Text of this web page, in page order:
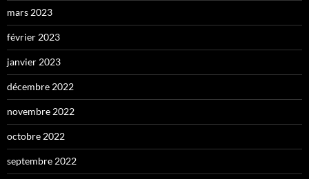
mars 2023
février 2023
janvier 2023
décembre 2022
novembre 2022
octobre 2022
septembre 2022